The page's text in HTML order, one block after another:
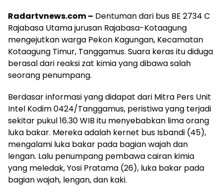
Radartvnews.com – Dentuman dari bus BE 2734 C
Rajabasa Utama jurusan Rajabasa-Kotaagung
mengejutkan warga Pekon Kagungan, Kecamatan
Kotaagung Timur, Tanggamus. Suara keras itu diduga
berasal dari reaksi zat kimia yang dibawa salah
seorang penumpang.
Berdasar informasi yang didapat dari Mitra Pers Unit
Intel Kodim 0424/Tanggamus, peristiwa yang terjadi
sekitar pukul 16.30 WIB itu menyebabkan lima orang
luka bakar. Mereka adalah kernet bus Isbandi (45),
mengalami luka bakar pada bagian wajah dan
lengan. Lalu penumpang pembawa cairan kimia
yang meledak, Yosi Pratama (26), luka bakar pada
bagian wajah, lengan, dan kaki.